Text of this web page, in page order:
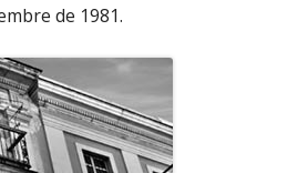
de 1981.